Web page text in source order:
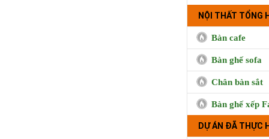
NỘI THẤT TỔNG
Bàn cafe
Bàn ghế sofa
Chân bàn sắt
Bàn ghế xếp
DỰ ÁN ĐÃ THỰC
Trà sữa
Phụng,